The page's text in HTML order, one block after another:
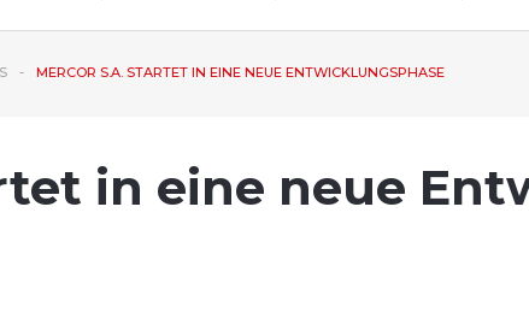
MERCOR S.A. STARTET IN EINE NEUE ENTWICKLUNGSPHASE
in eine neue